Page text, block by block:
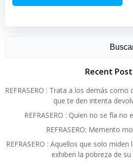
Recent
REFRASERO : Trata a los demás
que te den intenta
REFRASERO : Quien no se fía no
REFRASERO: Memento
REFRASERO : Aquellos que solo
exhiben la pobreza de